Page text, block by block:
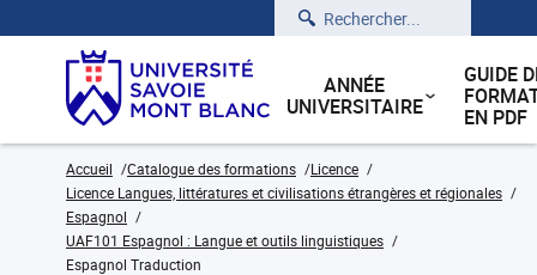
Rechercher
ANNÉE
UNIVERSITAIRE
GUIDE
EN PDF
Accueil Catalogue des formations
Licence
Licence Langues, littératures et civilisations étrangères et régionales
Espagnol
UAF101 Espagnol : Langue et outils linguistiques
Espagnol Traduction